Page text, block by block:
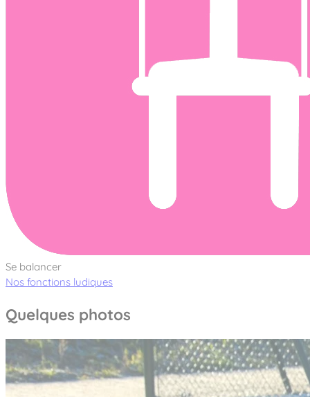
Se balancer
Nos fonctions ludiques
Quelques photos